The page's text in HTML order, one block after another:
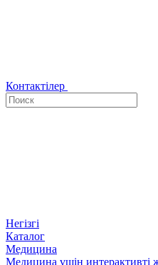
Контактілер
Негізгі
Каталог
Медицина
Медицина үшін интерактивті